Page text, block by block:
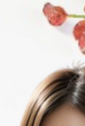
되었는데요, 그 중에
곳이 눈에 띄었어요.